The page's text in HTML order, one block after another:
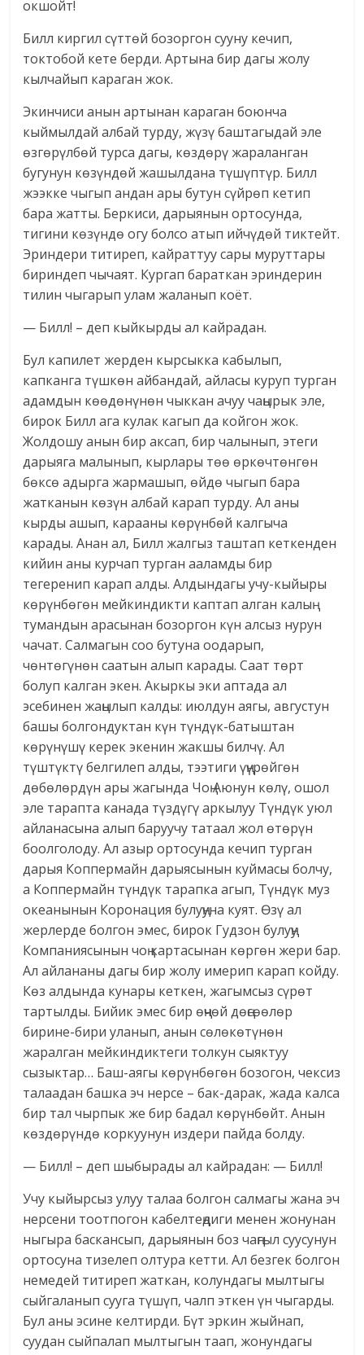
окшойт!
Билл киргил сүттөй бозоргон сууну кечип,
токтобой кете берди. Артына бир дагы жолу
кылчайып караган жок.
Экинчиси анын артынан караган боюнча
кыймылдай албай турду, жүзү баштагыдай эле
өзгөрүлбөй турса дагы, көздөрү жараланган
бугунун көзүндөй жашылдана түшүптүр. Билл
жээкке чыгып андан ары бутун сүйрөп кетип
бара жатты. Беркиси, дарыянын ортосунда,
тигини көзүндө огу болсо атып ийчүдөй тиктейт.
Эриндери титиреп, кайраттуу сары муруттары
бириндеп чычаят. Кургап бараткан эриндерин
тилин чыгарып улам жаланып коёт.
— Билл! – деп кыйкырды ал кайрадан.
Бул капилет жерден кырсыкка кабылып,
капканга түшкөн айбандай, айласы куруп турган
адамдын көөдөнүнөн чыккан ачуу чаңырык эле,
бирок Билл ага кулак кагып да койгон жок.
Жолдошу анын бир аксап, бир чалынып, этеги
дарыяга малынып, кырлары төө өркөчтөнгөн
бөксө адырга жармашып, өйдө чыгып бара
жатканын көзүн албай карап турду. Ал аны
кырды ашып, карааны көрүнбөй калгыча
карады. Анан ал, Билл жалгыз таштап кеткенден
кийин аны курчап турган ааламды бир
тегеренип карап алды. Алдындагы учу-кыйыры
көрүнбөгөн мейкиндикти каптап алган калың
тумандын арасынан бозоргон күн алсыз нурун
чачат. Салмагын соо бутуна оодарып,
чөнтөгүнөн саатын алып карады. Саат төрт
болуп калган экен. Акыркы эки аптада ал
эсебинен жаңылып калды: июлдун аягы, августун
башы болгондуктан күн түндүк-батыштан
көрүнүшү керек экенин жакшы билчү. Ал
түштүктү белгилеп алды, тээтиги үңүрөйгөн
дөбөлөрдүн ары жагында Чоң Аюнун көлү, ошол
эле тарапта канада түздүгү аркылуу Түндүк уюл
айланасына алып баруучу татаал жол өтөрүн
боолголоду. Ал азыр ортосунда кечип турган
дарыя Коппермайн дарыясынын куймасы болчу,
а Коппермайн түндүк тарапка агып, Түндүк муз
океанынын Коронация булуңуна куят. Өзү ал
жерлерде болгон эмес, бирок Гудзон булуңу
Компаниясынын чоң картасынан көргөн жери бар.
Ал айлананы дагы бир жолу имерип карап койду.
Көз алдында кунары кеткен, жагымсыз сүрөт
тартылды. Бийик эмес бир өңчөй дөңсөөлөр
бирине-бири уланып, анын сөлөкөтүнөн
жаралган мейкиндиктеги толкун сыяктуу
сызыктар… Баш-аягы көрүнбөгөн бозогон, чексиз
талаадан башка эч нерсе – бак-дарак, жада калса
бир тал чырпык же бир бадал көрүнбөйт. Анын
көздөрүндө коркуунун издери пайда болду.
— Билл! – деп шыбырады ал кайрадан: — Билл!
Учу кыйырсыз улуу талаа болгон салмагы жана эч
нерсени тоотпогон кабелтеңдиги менен жонунан
ныгыра баскансып, дарыянын боз чаңгыл суусунун
ортосуна тизелеп олтура кетти. Ал безгек болгон
немедей титиреп жаткан, колундагы мылтыгы
сыйгаланып сууга түшүп, чалп эткен үн чыгарды.
Бул аны эсине келтирди. Бүт эркин жыйнап,
суудан сыйпалап мылтыгын таап, жонундагы